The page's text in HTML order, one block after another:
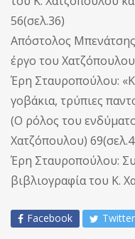
56(σελ.36)
Απόστολος
έργο του
Έρη Σταυροπούλου:
γοβάκια, τρύπιες
(Ο ρόλος του
Χατζόπουλου)
Έρη Σταυροπούλου:
βιβλιογραφία του Κ.
Facebook Twitter